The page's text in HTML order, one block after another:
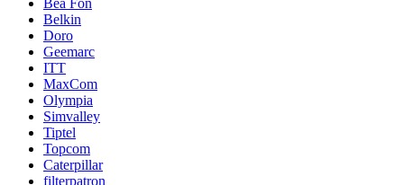
Bea Fon
Belkin
Doro
Geemarc
ITT
MaxCom
Olympia
Simvalley
Tiptel
Topcom
Caterpillar
filterpatron